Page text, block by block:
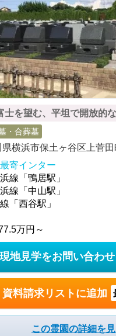
士を望む、平坦で開放的
・合葬墓
県横浜市保土ヶ谷区上菅
寄インター
線「鴨居駅」
線「中山駅」
「西谷駅」
万円～
現地見学をお問い合わせ
資料請求リストに追加
この霊園の詳細を